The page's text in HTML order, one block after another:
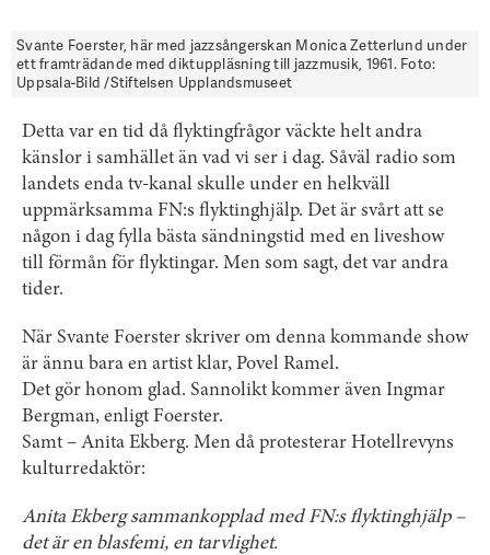
Svante Foerster, här med jazzsångerskan Monica Zetterlund under
ett framträdande med diktuppläsning till jazzmusik, 1961. Foto:
Uppsala-Bild /Stiftelsen Upplandsmuseet
Detta var en tid då flyktingfrågor väckte helt andra
känslor i samhället än vad vi ser i dag. Såväl radio som
landets enda tv-kanal skulle under en helkväll
uppmärksamma FN:s flyktinghjälp. Det är svårt att se
någon i dag fylla bästa sändningstid med en liveshow
till förmån för flyktingar. Men som sagt, det var andra
tider.
När Svante Foerster skriver om denna kommande show
är ännu bara en artist klar, Povel Ramel.
Det gör honom glad. Sannolikt kommer även Ingmar
Bergman, enligt Foerster.
Samt – Anita Ekberg. Men då protesterar Hotellrevyns
kulturredaktör:
Anita Ekberg sammankopplad med FN:s flyktinghjälp –
det är en blasfemi, en tarvlighet.